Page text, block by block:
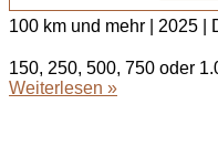
100 km und mehr | 2025 |
150, 250, 500, 750 oder
Weiterlesen »